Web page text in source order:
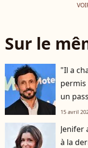
Sur le
"Il a
permis
un
15 avril
Jenifer
à la